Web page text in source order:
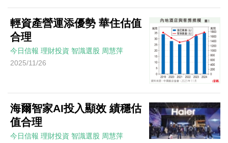
輕資產營運添優勢 華住估值
合理
今日信報 理財投資 智識選股 周慧萍
2025/11/26
海爾智家AI投入顯效 績穩估
值合理
今日信報 理財投資 智識選股 周慧萍